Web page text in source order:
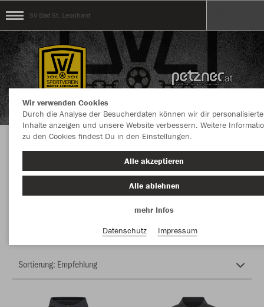
SV Bad St. Leonhard
Herzlich Willkommen im Teamshop SV Bad St.
Leonhard
Wir verwenden Cookies
Durch die Analyse der Besucherdaten können wir dir personalisierte
Inhalte anzeigen und unsere Website verbessern. Weitere
zu den Cookies findest Du in den Einstellungen.
Alle akzeptieren
Alle ablehnen
mehr Infos
Datenschutz
Impressum